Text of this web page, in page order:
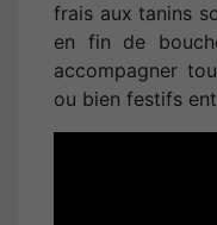
frais aux tanins
en fin de
accompagner
ou bien festifs